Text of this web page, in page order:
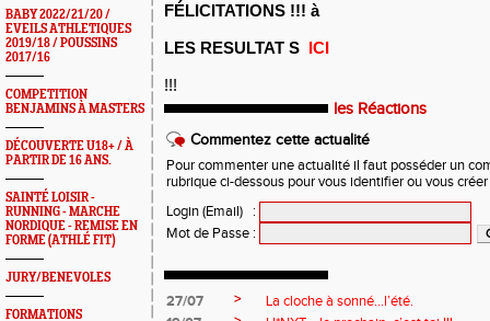
BABY 2022/21/20 /
EVEILS ATHLETIQUES
2019/18 / POUSSINS
2017/16
COMPETITION
BENJAMINS À MASTERS
DÉCOUVERTE U18+ / À
PARTIR DE 16 ANS.
SAINTÉ LOISIR -
RUNNING - MARCHE
NORDIQUE - REMISE EN
FORME (ATHLÉ FIT)
JURY/BENEVOLES
FORMATIONS
FÉLICITATIONS !!! à
LES RESULTAT S ICI
!!!
les Réactions
Commentez cette actualité
Pour commenter une actualité il faut posséder un
rubrique ci-dessous pour vous identifier ou vous
Login (Email)
:
Mot de Passe :
27/07 >
La cloche à sonné…l’été.